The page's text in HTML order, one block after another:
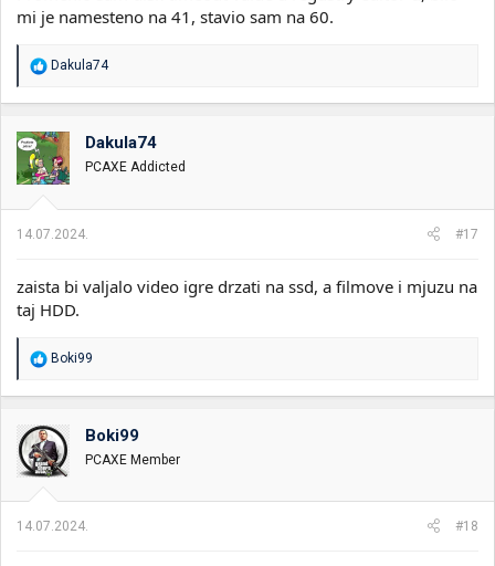
mi je namesteno na 41, stavio sam na 60.
R
a
o
v
a
n
:
Dakula74
Dakula74
PCAXE Addicted
14.07.2024. #17
zaista bi valjalo video igre drzati na ssd, a filmove i mjuzu na
taj HDD.
R
o
v
a
n
:
Boki99
Boki99
PCAXE Member
14.07.2024. #18